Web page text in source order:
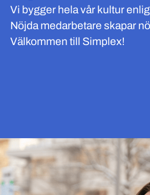
Vi bygger hela vår kultur
Nöjda medarbetare skapar
Välkommen till Simplex!